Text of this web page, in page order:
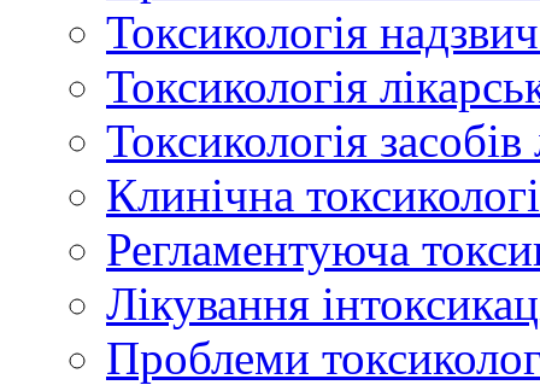
Токсикологія
Токсикологія
Токсикологія
Клинічна
Регламентуюча
Лікування
Проблеми